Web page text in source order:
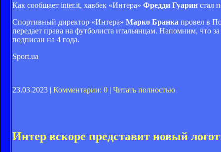
Как сообщает inter.it, хавбек «Интера» Фредди Гуарин стал
Спортивный директор «Интера» Марко Бранка провел в
передает права на футболиста итальянцам. Напомним, что
подписан на 4 года.
Sport.ua
23.03.2023 | Комментарии: 0 | Читать полностью
Интер вскоре представит новый